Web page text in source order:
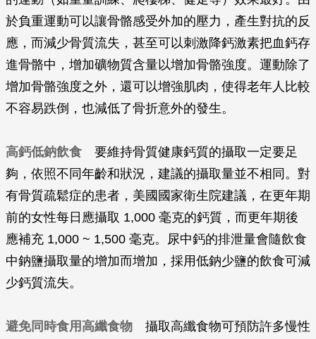
於負重運動可以讓骨骼感受外加的壓力，產生對抗的反
應，而減少骨質流失，甚至可以刺激降鈣激素把血鈣存
進骨骼中，增加礦物質含量以增加骨骼強度。運動除了
增加骨骼強度之外，還可以增強肌肉，使得老年人比較
不容易跌倒，也減低了骨折意外的發生。
高鈣低鈉飲食 要維持骨質健康鈣質的攝取一定要足
夠，依照不同年齡和狀況，建議的攝取量並不相同。對
有骨質疏鬆症的患者，美國國家衛生院建議，在更年期
前的女性每日應攝取 1,000 毫克的鈣質，而更年期後
應補充 1,000 ~ 1,500 毫克。尿中鈣的排泄量會隨飲食
中鈉鹽攝取量的增加而增加，採用低鈉少鹽的飲食可減
少鈣質流失。
避免同時食用高纖食物 攝取高纖食物可預防許多慢性